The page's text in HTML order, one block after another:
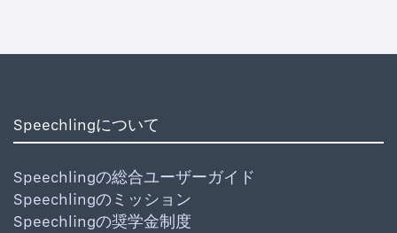
Speechlingについて
Speechlingの総合ユーザーガイド
Speechlingのミッション
Speechlingの奨学金制度